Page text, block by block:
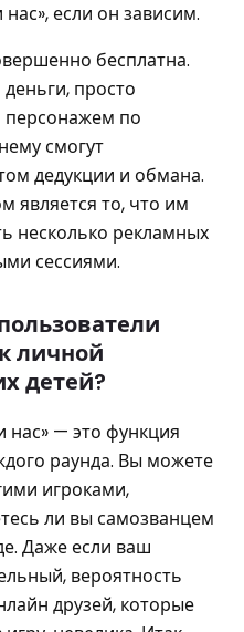
если он зависим.
бесплатна.
просто
персонажем по
смогут
дедукции и обмана.
является то, что им
несколько рекламных
сессиями.
личной
детей?
нас» — это функция
раунда. Вы можете
игроками,
ли вы самозванцем
Даже если ваш
вероятность
друзей, которые